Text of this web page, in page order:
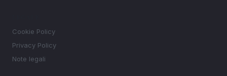
Cookie Policy
Privacy Policy
Note legali